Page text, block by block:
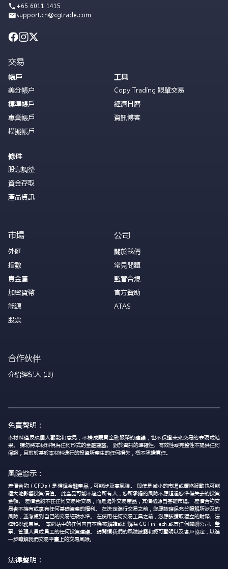
+65 6011 1415
support.cn@cgtrade.com
交易
帳戶
美分帳户
標準帳戶
專業帳戶
模擬帳戶
條件
股息調整
資金存取
產品資訊
工具
Copy Trading 跟單交易
經濟日曆
資訊博客
市場
外匯
指數
貴金屬
加密貨幣
能源
股票
公司
關於我們
常見問題
監管合規
官方贊助
ATAS
合作伙伴
介紹經紀人 (IB)
免責聲明：
本材料僅反映個人觀點和意見，不構成購買金融服務的建議，也不保證未來交易的表現或結
果。 請勿將本材料視為任何形式的金融建議。 對於資訊的準確性、有效性或完整性不提供任何
保證，且對於基於本材料進行的投資所產生的任何損失，概不承擔責任。
風險警示：
差價合約（CFDs）是槓桿金融產品，可能涉及高風險。 即使是微小的市場或價格波動也可能
極大地影響投資價值。 此產品可能不適合所有人，您所承擔的風險不應超過您準備失去的投資
金額。 差價合約不在任何交易所交易，而是場外交易產品，其價格源自基礎市場。 差價合約交
易者不擁有或享有任何基礎資產的權利。 在決定進行交易之前，您應該確保充分瞭解所涉及的
風險，並考慮到自己的交易經驗水準。 在使用任何交易工具之前，您應該獲取獨立的財務、法
律和稅務意見。 本網站中的任何內容不應被解讀或理解為 CG FinTech 或其任何關聯公司、董
事、管理人員或員工的任何投資建議。 請閱讀我們的風險披露和認可聲明以及客戶協定，以進
一步瞭解我們交易平臺上的交易風險。
法律聲明：